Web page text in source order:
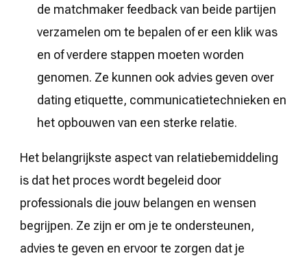
de matchmaker feedback van beide partijen
verzamelen om te bepalen of er een klik was
en of verdere stappen moeten worden
genomen. Ze kunnen ook advies geven over
dating etiquette, communicatietechnieken en
het opbouwen van een sterke relatie.
Het belangrijkste aspect van relatiebemiddeling
is dat het proces wordt begeleid door
professionals die jouw belangen en wensen
begrijpen. Ze zijn er om je te ondersteunen,
advies te geven en ervoor te zorgen dat je